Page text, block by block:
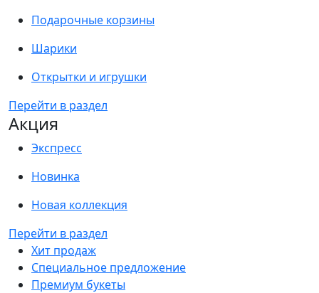
Подарочные корзины
Шарики
Открытки и игрушки
Перейти в раздел
Акция
Экспресс
Новинка
Новая коллекция
Перейти в раздел
Хит продаж
Специальное предложение
Премиум букеты